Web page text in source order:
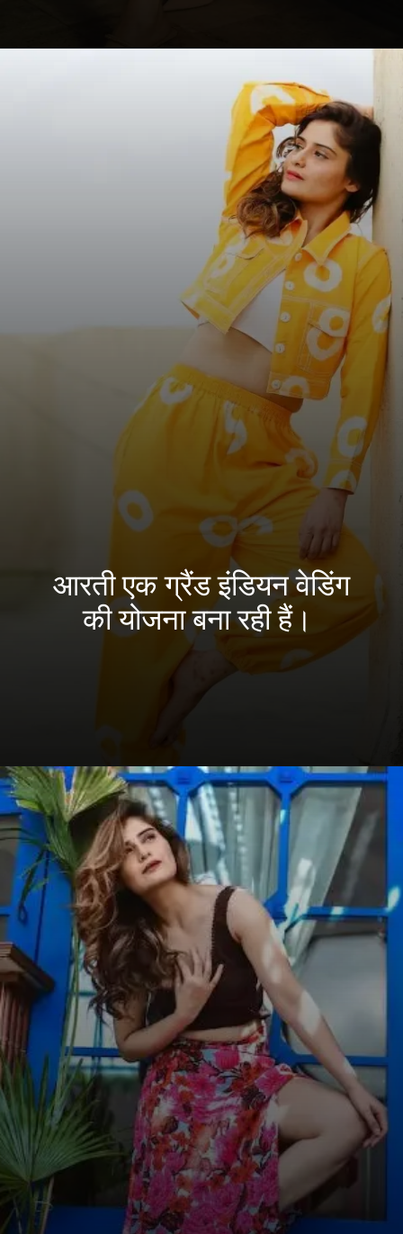
आरती एक ग्रैंड इंडियन वेडिंग
की योजना बना रही हैं।